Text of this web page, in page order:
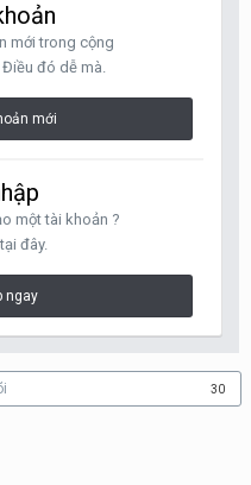
mới trong cộng
đó dễ mà.
mới
một tài khoản ?
đây.
ngay
30